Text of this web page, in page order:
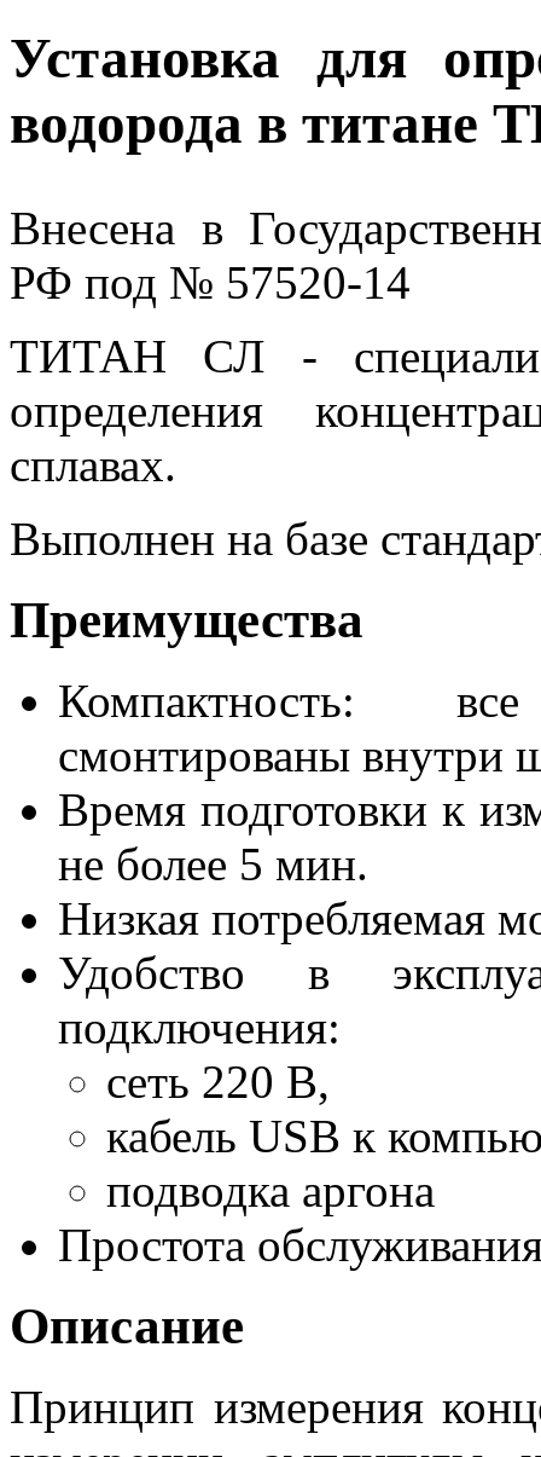
Установка для
водорода в
Внесена в
РФ под № 57520-14
ТИТАН СЛ -
определения
сплавах.
Выполнен на базе
Преимущества
Компактность:
смонтированы внутри
Время подготовки к
не более 5 мин.
Низкая потребляемая
Удобство в
подключения:
сеть 220 В,
кабель USB к
подводка аргона
Простота
Описание
Принцип измерения